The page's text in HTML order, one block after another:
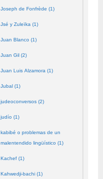
Joseph de Fonfrède (1)
Jsé y Zuleïka (1)
Juan Blanco (1)
Juan Gil (2)
Juan Luis Alzamora (1)
Jubal (1)
judeoconversos (2)
judío (1)
kabibé o problemas de un
malentendido lingüístico (1)
Kachef (1)
Kahwedji-bachi (1)